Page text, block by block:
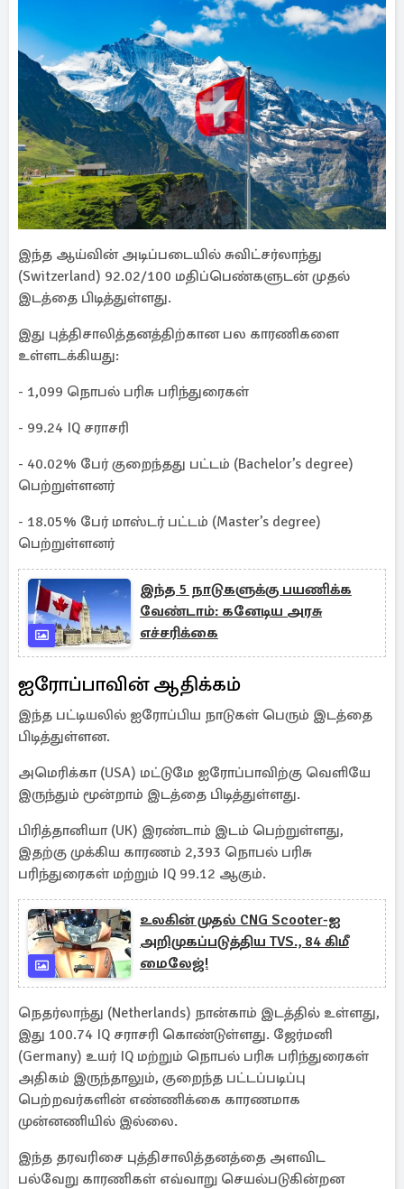
இந்த ஆய்வின் அடிப்படையில் சுவிட்சர்லாந்து
(Switzerland) 92.02/100 மதிப்பெண்களுடன் முதல்
இடத்தை பிடித்துள்ளது.
இது புத்திசாலித்தனத்திற்கான பல காரணிகளை
உள்ளடக்கியது:
- 1,099 நொபல் பரிசு பரிந்துரைகள்
- 99.24 IQ சராசரி
- 40.02% பேர் குறைந்தது பட்டம் (Bachelor’s degree)
பெற்றுள்ளனர்
- 18.05% பேர் மாஸ்டர் பட்டம் (Master’s degree)
பெற்றுள்ளனர்
இந்த 5 நாடுகளுக்கு பயணிக்க
வேண்டாம்: கனேடிய அரசு
எச்சரிக்கை
ஐரோப்பாவின் ஆதிக்கம்
இந்த பட்டியலில் ஐரோப்பிய நாடுகள் பெரும் இடத்தை
பிடித்துள்ளன.
அமெரிக்கா (USA) மட்டுமே ஐரோப்பாவிற்கு வெளியே
இருந்தும் மூன்றாம் இடத்தை பிடித்துள்ளது.
பிரித்தானியா (UK) இரண்டாம் இடம் பெற்றுள்ளது,
இதற்கு முக்கிய காரணம் 2,393 நொபல் பரிசு
பரிந்துரைகள் மற்றும் IQ 99.12 ஆகும்.
உலகின் முதல் CNG Scooter-ஐ
அறிமுகப்படுத்திய TVS., 84 கிமீ
மைலேஜ்!
நெதர்லாந்து (Netherlands) நான்காம் இடத்தில் உள்ளது,
இது 100.74 IQ சராசரி கொண்டுள்ளது. ஜேர்மனி
(Germany) உயர் IQ மற்றும் நொபல் பரிசு பரிந்துரைகள்
அதிகம் இருந்தாலும், குறைந்த பட்டப்படிப்பு
பெற்றவர்களின் எண்ணிக்கை காரணமாக
முன்னணியில் இல்லை.
இந்த தரவரிசை புத்திசாலித்தனத்தை அளவிட
பல்வேறு காரணிகள் எவ்வாறு செயல்படுகின்றன